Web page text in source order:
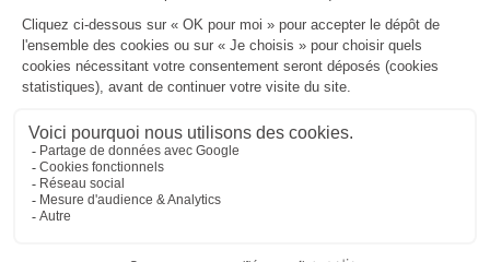
Mentions légalesPolitique de confidentialitéPolitique de cookies
Plan du site
MBA ET ASSOCIÉS
235 Rue Helene Boucher, 34170 CASTELNAU LE LEZ
Bureau secondaire à Cannes